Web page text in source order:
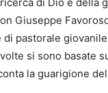
Giuseppe
pastorale
si sono basate
la guarigione